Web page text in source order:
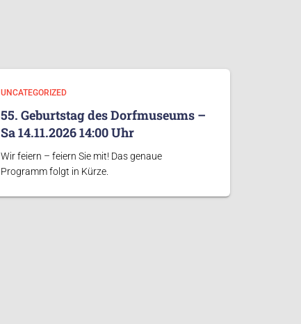
UNCATEGORIZED
55. Geburtstag des Dorfmuseums –
Sa 14.11.2026 14:00 Uhr
Wir feiern – feiern Sie mit! Das genaue
Programm folgt in Kürze.